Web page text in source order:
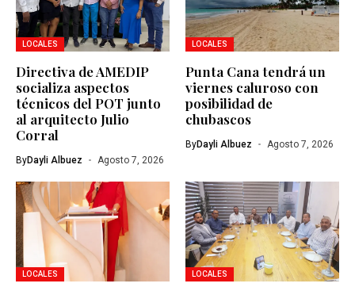
LOCALES
Directiva de AMEDIP
socializa aspectos
técnicos del POT junto
al arquitecto Julio
Corral
ByDayli Albuez Agosto 7, 2026
LOCALES
Punta Cana tendrá un
viernes caluroso con
posibilidad de
chubascos
ByDayli Albuez Agosto 7, 2026
LOCALES LOCALES